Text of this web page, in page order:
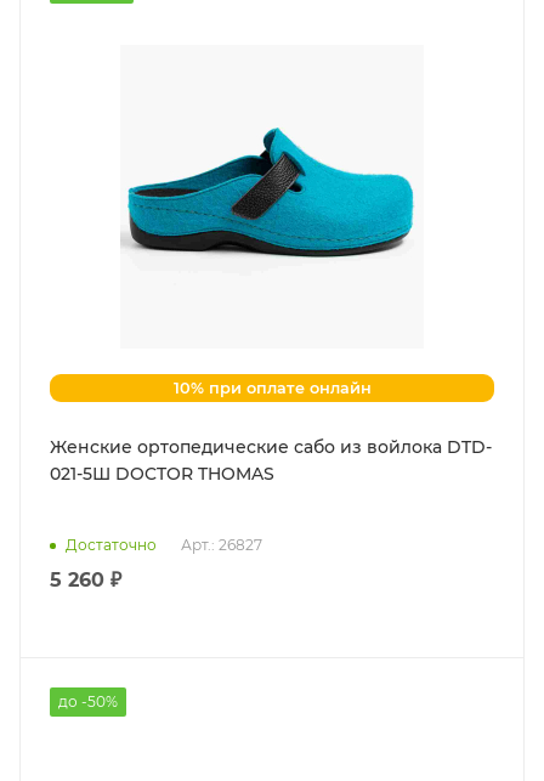
10% при оплате онлайн
Женские ортопедические сабо из войлока DTD-
021-5Ш DOCTOR THOMAS
Достаточно Арт.: 26827
5 260 ₽
до -50%